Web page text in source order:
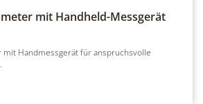
mit Handheld-Messgerät
Handmessgerät für anspruchsvolle